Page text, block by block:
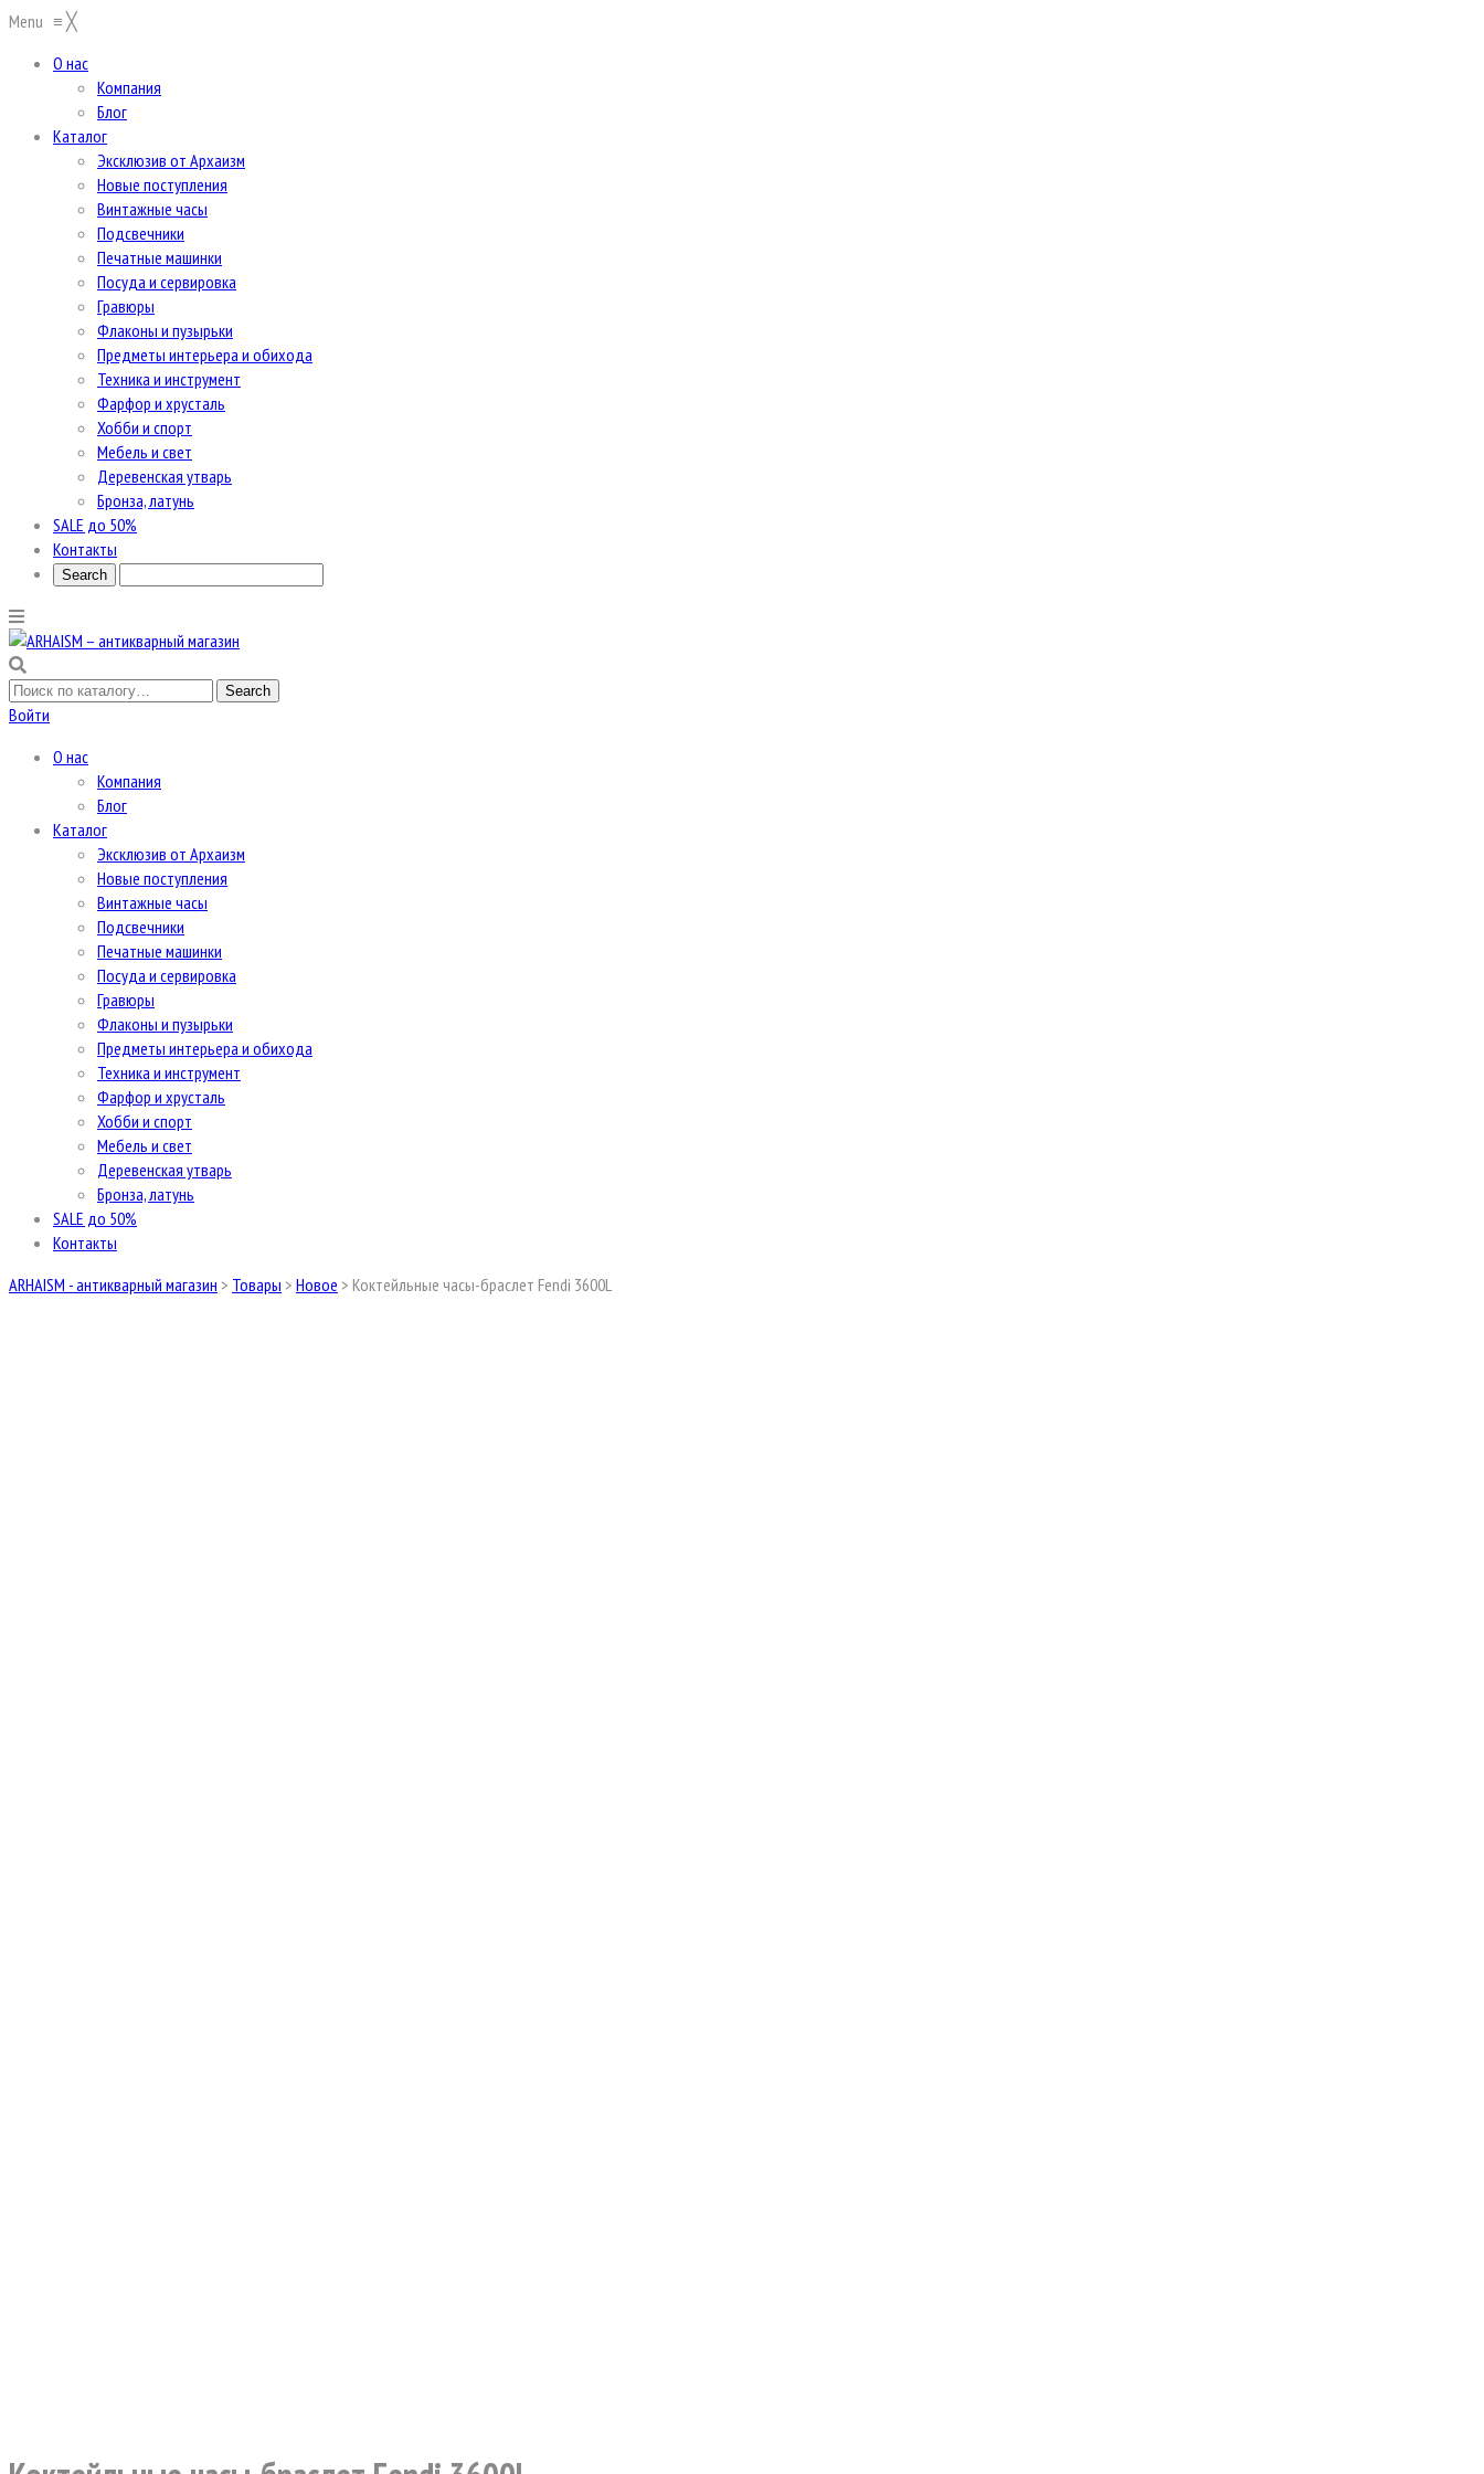
Menu ≡╳
О нас
Компания
Блог
Каталог
Эксклюзив от Архаизм
Новые поступления
Винтажные часы
Подсвечники
Печатные машинки
Посуда и сервировка
Гравюры
Флаконы и пузырьки
Предметы интерьера и обихода
Техника и инструмент
Фарфор и хрусталь
Хобби и спорт
Мебель и свет
Деревенская утварь
Бронза, латунь
SALE до 50%
Контакты
Войти
О нас
Компания
Блог
Каталог
Эксклюзив от Архаизм
Новые поступления
Винтажные часы
Подсвечники
Печатные машинки
Посуда и сервировка
Гравюры
Флаконы и пузырьки
Предметы интерьера и обихода
Техника и инструмент
Фарфор и хрусталь
Хобби и спорт
Мебель и свет
Деревенская утварь
Бронза, латунь
SALE до 50%
Контакты
ARHAISM - антикварный магазин > Товары > Новое > Коктейльные часы-браслет Fendi 3600L